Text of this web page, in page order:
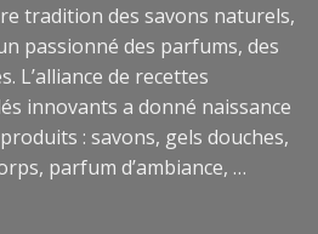
tradition des savons naturels,
passionné des parfums, des
L’alliance de recettes
innovants a donné naissance
: savons, gels douches,
parfum d’ambiance, …